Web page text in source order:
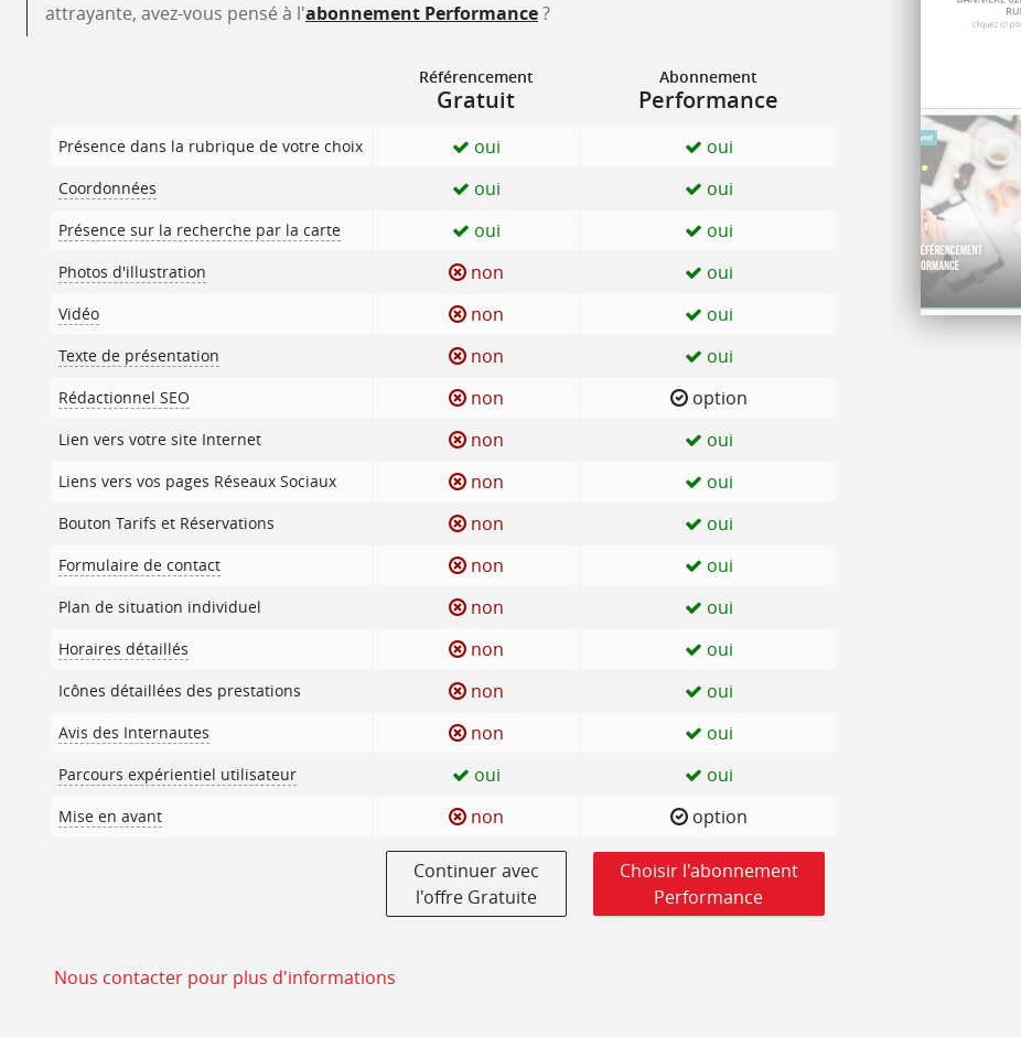
attrayante, avez-vous pensé à l'abonnement Performance?
Référencement
Gratuit
Abonnement
Performance
Présence dans la rubrique de votre choix oui oui
Coordonnées oui oui
Présence sur la recherche par la carte oui oui
Photos d'illustration non oui
Vidéo non oui
Texte de présentation non oui
Rédactionnel SEO non option
Lien vers votre site Internet non oui
Liens vers vos pages Réseaux Sociaux non oui
Bouton Tarifs et Réservations non oui
Formulaire de contact non oui
Plan de situation individuel non oui
Horaires détaillés non oui
Icônes détaillées des prestations non oui
Avis des Internautes non oui
Parcours expérientiel utilisateur oui oui
Mise en avant non option
Continuer avec
l'offre Gratuite
Choisir l'abonnement
Performance
Nous contacter pour plus d'informations